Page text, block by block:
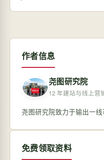
作者信息
尧图研究院
12 年建站与线上营
尧图研究院致力于输出一
免费领取资料